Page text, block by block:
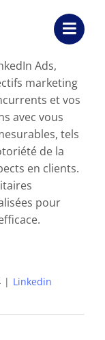
Ads,
marketing
et vos
avec vous
tels
de la
en clients.
pour
| Linkedin